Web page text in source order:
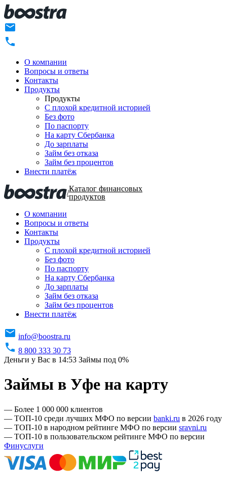
О компании
Вопросы и ответы
Контакты
Продукты
Продукты
C плохой кредитной историей
Без фото
По паспорту
На карту Сбербанка
До зарплаты
Займ без отказа
Займ без процентов
Внести платёж
/Каталог финансовых
продуктов
О компании
Вопросы и ответы
Контакты
Продукты
C плохой кредитной историей
Без фото
По паспорту
На карту Сбербанка
До зарплаты
Займ без отказа
Займ без процентов
Внести платёж
info@boostra.ru
8 800 333 30 73
Деньги у Вас в 14:53 Займы под 0%
Займы в Уфе на карту
— Более 1 000 000 клиентов
— ТОП-10 среди лучших МФО по версии banki.ru в 2026 году
— ТОП-10 в народном рейтинге МФО по версии sravni.ru
— ТОП-10 в пользовательском рейтинге МФО по версии
Финуслуги